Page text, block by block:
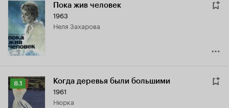
Пока жив человек
1963
Неля Захарова
Рейтинг
Кинопоиска
8.1
8.1 Когда деревья были большими
1961
Нюрка